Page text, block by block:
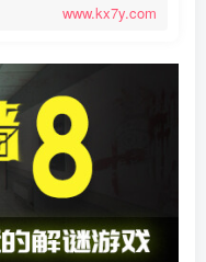
www.kx7y.com